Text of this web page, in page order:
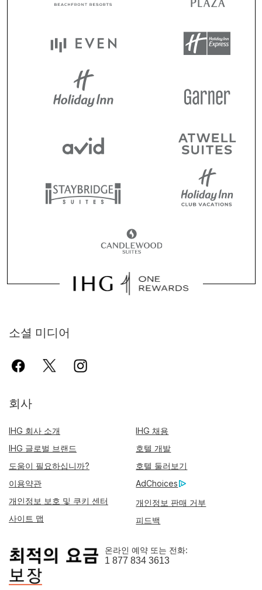
소셜 미디어
회사
IHG 회사 소개
IHG 채용
IHG 글로벌 브랜드
호텔 개발
도움이 필요하십니까?
호텔 둘러보기
이용약관
AdChoices
개인정보 보호 및 쿠키 센터
개인정보 판매 거부
사이트 맵
피드백
온라인 예약 또는 전화:
1 877 834 3613